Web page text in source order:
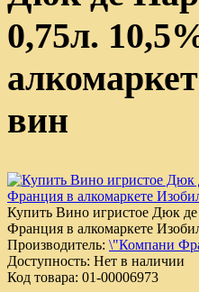
0,75л.
вин
Купить Вино игристое Дюк
Франция в алкомаркете
Производитель: \"Компани
Доступность: Нет в наличии
Код товара: 01-00006973